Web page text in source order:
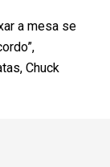
a mesa se
Chuck